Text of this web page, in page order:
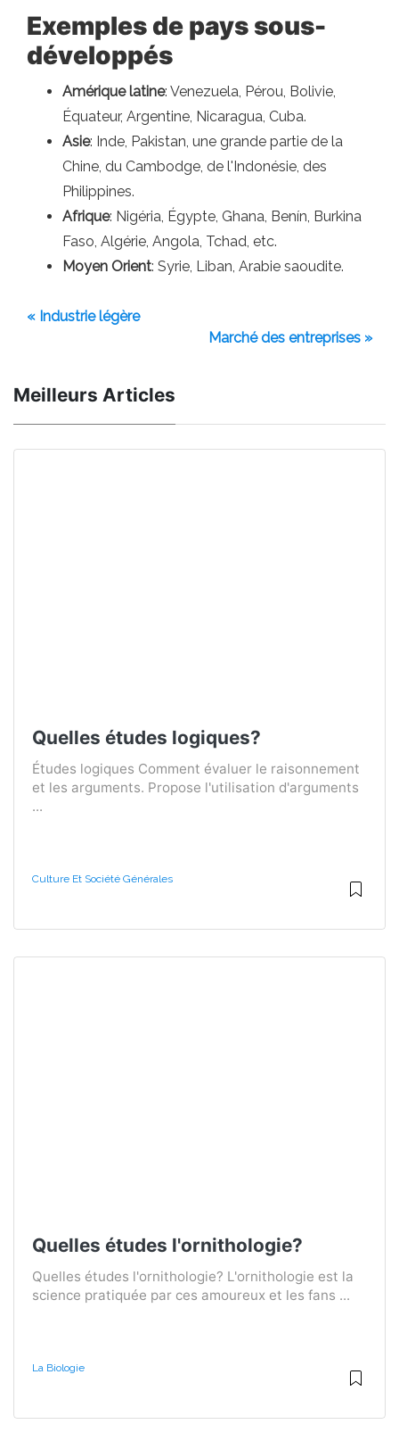
Exemples de pays sous-
développés
Amérique latine: Venezuela, Pérou, Bolivie,
Équateur, Argentine, Nicaragua, Cuba.
Asie: Inde, Pakistan, une grande partie de la
Chine, du Cambodge, de l'Indonésie, des
Philippines.
Afrique: Nigéria, Égypte, Ghana, Benín, Burkina
Faso, Algérie, Angola, Tchad, etc.
Moyen Orient: Syrie, Liban, Arabie saoudite.
« Industrie légère
Marché des entreprises »
Meilleurs Articles
Quelles études logiques?
Études logiques Comment évaluer le raisonnement
et les arguments. Propose l'utilisation d'arguments
...
Culture Et Société Générales
Quelles études l'ornithologie?
Quelles études l'ornithologie? L'ornithologie est la
science pratiquée par ces amoureux et les fans ...
La Biologie